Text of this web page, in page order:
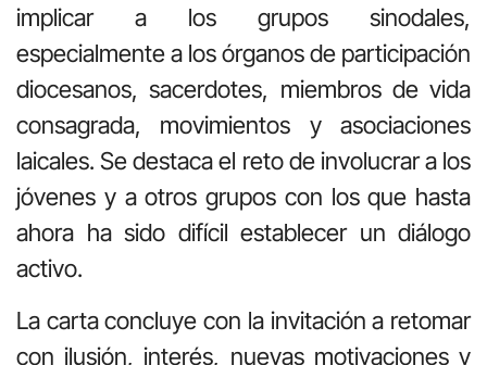
implicar a los grupos sinodales,
especialmente a los órganos de participación
diocesanos, sacerdotes, miembros de vida
consagrada, movimientos y asociaciones
laicales. Se destaca el reto de involucrar a los
jóvenes y a otros grupos con los que hasta
ahora ha sido difícil establecer un diálogo
activo.
La carta concluye con la invitación a retomar
con ilusión, interés, nuevas motivaciones y